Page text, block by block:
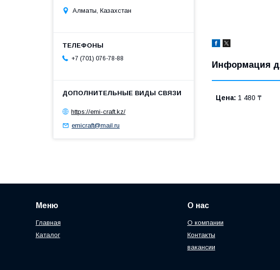
Информация
Цена: 1 480 ₸
Алматы, Казахстан
+7 (701) 076-78-88
https://emi-craft.kz/
emicraft@mail.ru
Меню
Главная
Каталог
О нас
О компании
Контакты
вакансии